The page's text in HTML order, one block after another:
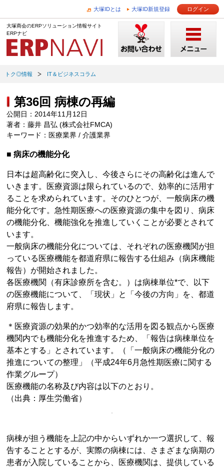
大塚IDとは 大塚ID新規登録 ログイン
大塚商会のERPソリューション情報サイト
ERPナビ
トク◎情報 IT＆ビジネスコラム
第36回 病棟の再編
公開日：2014年11月12日
著者：藤井 昌弘 (株式会社FMCA)
キーワード：医療業界 / 介護業界
■ 病床の機能分化
日本は超高齢化に突入し、今後さらにその高齢化は進んで
いきます。医療資源は限られているので、効率的に活用す
ることを求められています。そのひとつが、一般病床の機
能分化です。急性期医療への医療資源の集中を図り、病床
の機能分化、機能強化を推進していくことが必要とされて
います。
一般病床の機能分化については、それぞれの医療機関が担
っている医療機能を都道府県に報告する仕組み（病床機能
報告）が開始されました。
各医療機関（有床診療所を含む。）は病棟単位*で、以下
の医療機能について、「現状」と「今後の方向」を、都道
府県に報告します。
＊医療資源の効果的かつ効率的な活用を図る観点から医療
機関内でも機能分化を推進するため、「報告は病棟単位を
基本とする」とされています。（「一般病床の機能分化の
推進についての整理」（平成24年6月急性期医療に関する
作業グループ）
医療機能の名称及び内容は以下のとおり。
（出典：厚生労働省）
病棟が担う機能を上記の中からいずれか一つ選択して、報
告することとするが、実際の病棟には、さまざまな病期の
患者が入院していることから、医療機関は、提供している